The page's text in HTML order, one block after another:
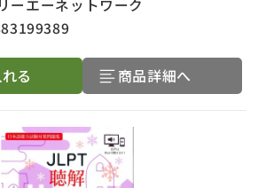
ーエーネットワーク
る 商品詳細へ